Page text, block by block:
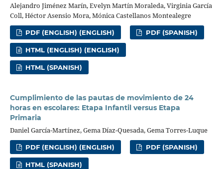
Alejandro Jiménez Marín, Evelyn Martín Moraleda, Virginia García
Coll, Héctor Asensio Mora, Mónica Castellanos Montealegre
PDF (ENGLISH) (ENGLISH) PDF (SPANISH)
HTML (ENGLISH) (ENGLISH)
HTML (SPANISH)
Cumplimiento de las pautas de movimiento de 24
horas en escolares: Etapa Infantil versus Etapa
Primaria
Daniel García-Martínez, Gema Díaz-Quesada, Gema Torres-Luque
PDF (ENGLISH) (ENGLISH) PDF (SPANISH)
HTML (SPANISH)